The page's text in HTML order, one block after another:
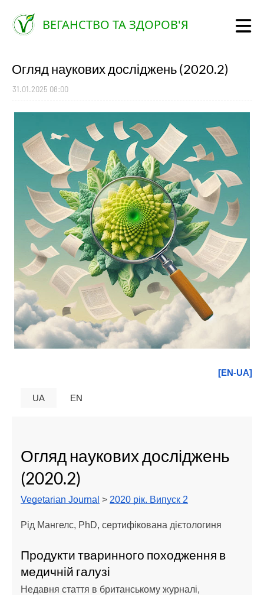
ВЕГАНСТВО ТА ЗДОРОВ'Я
Огляд наукових досліджень (2020.2)
31.01.2025 08:00
[EN-UA]
UA EN
Огляд наукових досліджень
(2020.2)
Vegetarian Journal > 2020 рік. Випуск 2
Рід Мангелс, PhD, сертифікована дієтологиня
Продукти тваринного походження в
медичній галузі
Недавня стаття в британському журналі,